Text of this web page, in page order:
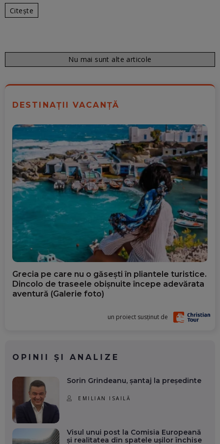
Citește
Nu mai sunt alte articole
DESTINAȚII VACANȚĂ
Grecia pe care nu o găsești în pliantele turistice.
Dincolo de traseele obișnuite începe adevărata
aventură (Galerie foto)
un proiect susținut de
OPINII ȘI ANALIZE
Sorin Grindeanu, șantaj la președinte
EMILIAN ISAILĂ
Visul unui post la Comisia Europeană
și realitatea din spatele ușilor închise